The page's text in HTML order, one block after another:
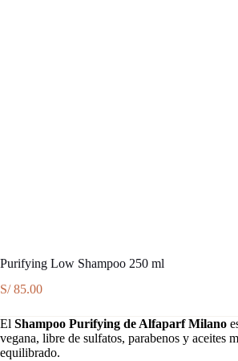
Purifying Low Shampoo 250 ml
S/85.00
El Shampoo Purifying de Alfaparf Milano
vegana, libre de sulfatos, parabenos y aceites
equilibrado.